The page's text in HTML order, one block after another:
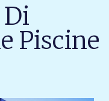
Piscine